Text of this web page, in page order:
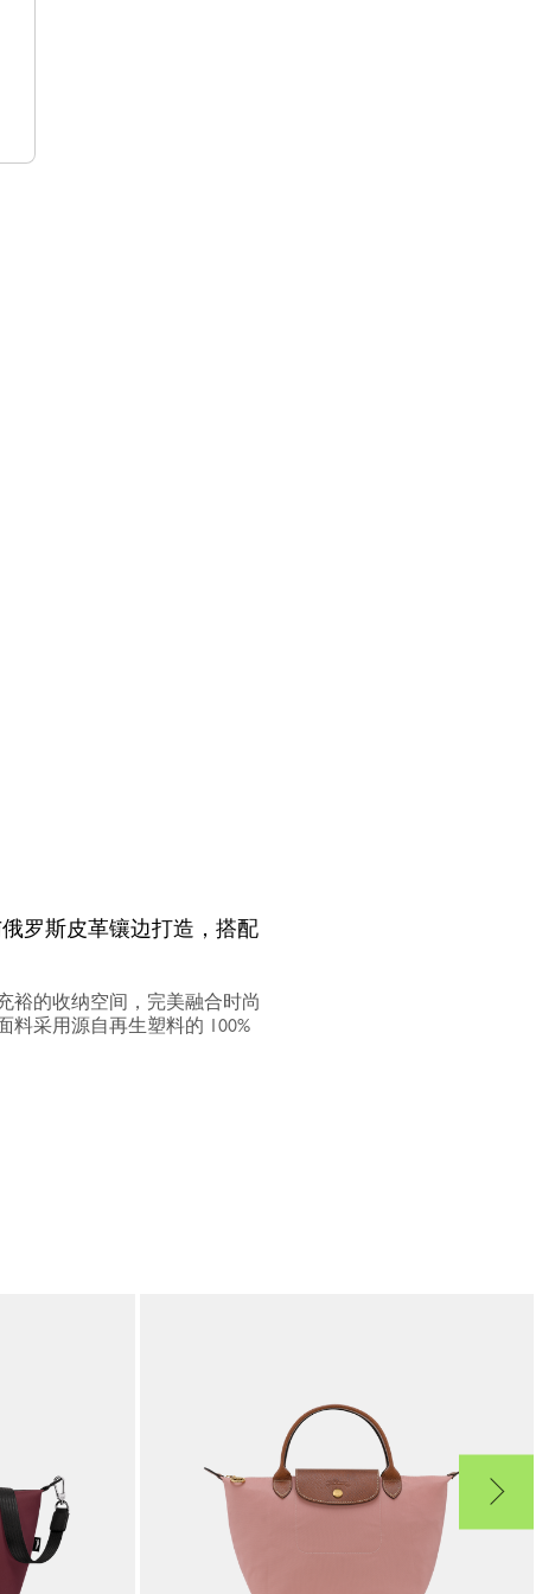
罗斯皮革镶边打造，搭配
裕的收纳空间，完美融合时尚
采用源自再生塑料的 100%